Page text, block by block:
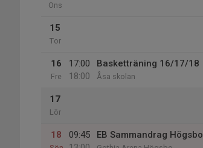
Ons
15
Tor
16
Fre
17:00
18:00
Basketträning 16/17/18
Åsa skolan
17
Lör
18
09:45
EB Sammandrag Högsbo